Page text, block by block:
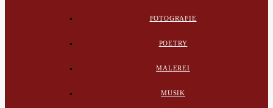
FOTOGRAFIE
POETRY
MALEREI
MUSIK